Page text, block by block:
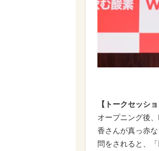
【トークセッショ
オープニング後
香さんが真っ赤
問をされると、